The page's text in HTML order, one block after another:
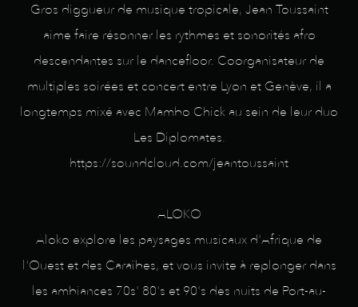
Gros diggueur de musique tropicale, Jean Toussaint
aime faire résonner les rythmes et sonorités afro
descendantes sur le dancefloor. Coorganisateur de
multiples soirées et concert entre Lyon et Genève, il a
longtemps mixé avec Mambo Chick au sein de leur duo
Les Diplomates.
https://soundcloud.com/jeantoussaint
ALOKO
Aloko explore les paysages musicaux d'Afrique de
l'Ouest et des Caraïbes, et vous invite à replonger dans
les ambiances 70s' 80's et 90's des nuits de Port-au-